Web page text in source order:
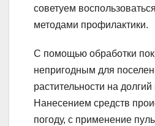
советуем
методами профилактики.
С помощью обработки
непригодным для
растительности на
Нанесением средств
погоду, с применение